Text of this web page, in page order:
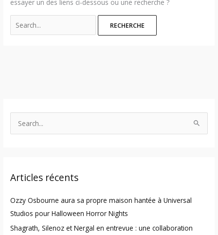
essayer un des liens ci-dessous ou une recherche ?
c
f
o
r
Articles récents
Ozzy Osbourne aura sa propre maison hantée à Universal
Studios pour Halloween Horror Nights
Shagrath, Silenoz et Nergal en entrevue : une collaboration